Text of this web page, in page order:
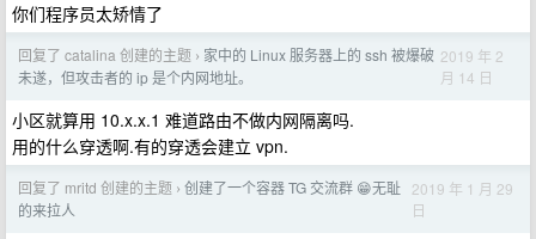
你们程序员太矫情了
回复了 catalina 创建的主题 › 家中的 Linux 服务器上的 ssh 被爆破
未遂，但攻击者的 ip 是个内网地址。
2019 年 2
月 14 日
小区就算用 10.x.x.1 难道路由不做内网隔离吗.
用的什么穿透啊.有的穿透会建立 vpn.
回复了 mritd 创建的主题 › 创建了一个容器 TG 交流群 😁无耻
的来拉人
2019 年 1 月 29
日